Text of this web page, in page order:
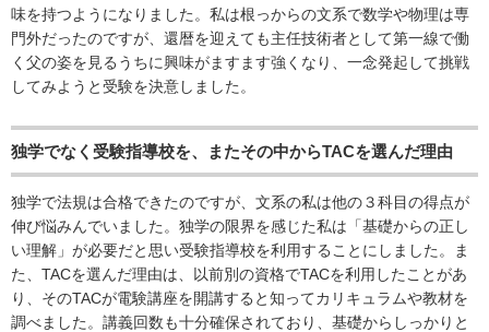
味を持つようになりました。私は根っからの文系で数学や物理は専
門外だったのですが、還暦を迎えても主任技術者として第一線で働
く父の姿を見るうちに興味がますます強くなり、一念発起して挑戦
してみようと受験を決意しました。
独学でなく受験指導校を、またその中からTACを選んだ理由
独学で法規は合格できたのですが、文系の私は他の３科目の得点が
伸び悩みんでいました。独学の限界を感じた私は「基礎からの正し
い理解」が必要だと思い受験指導校を利用することにしました。ま
た、TACを選んだ理由は、以前別の資格でTACを利用したことがあ
り、そのTACが電験講座を開講すると知ってカリキュラムや教材を
調べました。講義回数も十分確保されており、基礎からしっかりと